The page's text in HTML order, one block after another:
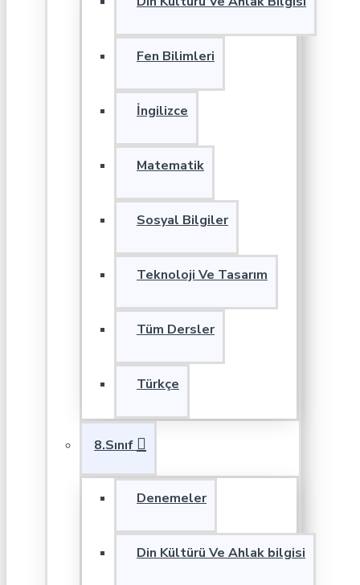
Fen Bilimleri
İngilizce
Matematik
Sosyal Bilgiler
Teknoloji Ve Tasarım
Tüm Dersler
Türkçe
8.Sınıf
Denemeler
Din Kültürü Ve Ahlak bilgisi